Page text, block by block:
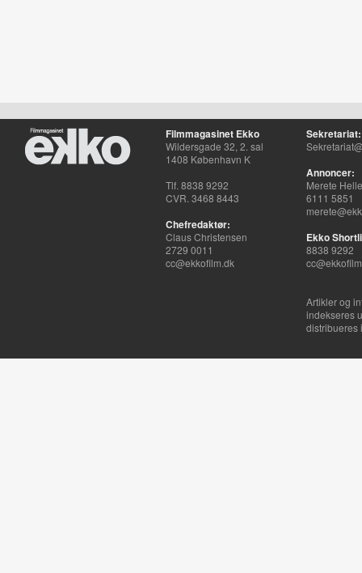
Filmmagasinet Ekko
Wildersgade 32, 2. sal
1408 København K
Tlf. 8838 9292
CVR. 3468 8443
Chefredaktør:
Claus Christensen
2729 0011
cc@ekkofilm.dk
Sekretariat:
Annoncer:
Merete
6111 5851
Ekko
8838 9292
Artikler og
indekseres
distribueres